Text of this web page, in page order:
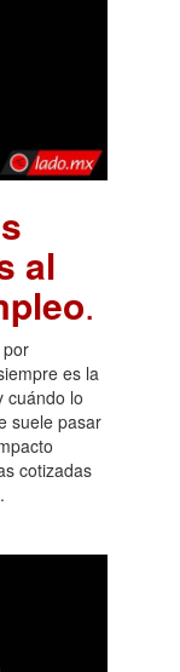
al
.
es la
cuándo lo
suele pasar
cotizadas